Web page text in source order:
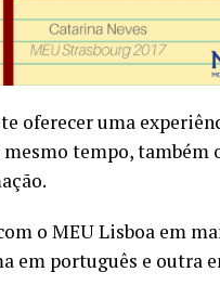
oferecer uma
mesmo tempo, também
o MEU Lisboa em
em português e outra